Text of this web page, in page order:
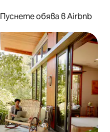
Пуснете обява в Airbnb